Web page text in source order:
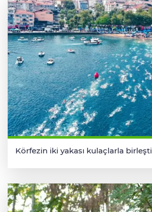
Körfezin iki yakası kulaçlarla birleşti